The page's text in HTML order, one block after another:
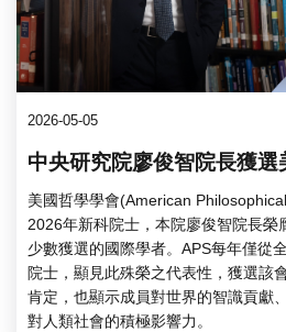
2026-05-05
中央研究院廖俊智院長獲
美國哲學學會(American
2026年新科院士，本院廖俊智院長榮
少數獲選的國際學者。APS每年僅從
院士，顯見此殊榮之代表性，獲選該
肯定，也顯示成員對世界的智識貢獻
對人類社會的積極影響力。